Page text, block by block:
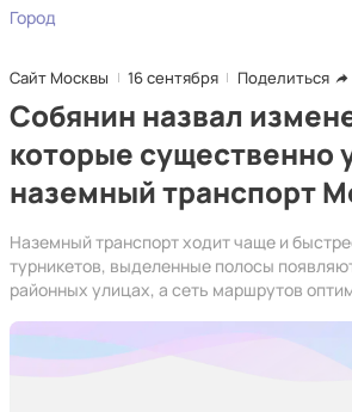
Город
Сайт Москвы 16 сентября Поделиться
Собянин назвал
которые существенно
наземный транспорт
Наземный транспорт ходит чаще и
турникетов, выделенные полосы
районных улицах, а сеть маршрутов